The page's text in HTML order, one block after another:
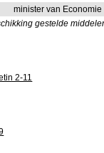
minister van
gestelde
2-11